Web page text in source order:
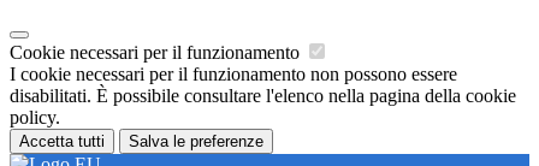
Cookie necessari per il funzionamento
I cookie necessari per il funzionamento non possono essere
disabilitati. È possibile consultare l'elenco nella pagina della cookie
policy.
Accetta tutti Salva le preferenze